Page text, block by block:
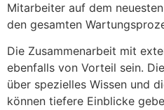
Mitarbeiter auf dem
den gesamten
Die Zusammenarbeit mit
ebenfalls von Vorteil sein.
über spezielles Wissen und
können tiefere Einblicke